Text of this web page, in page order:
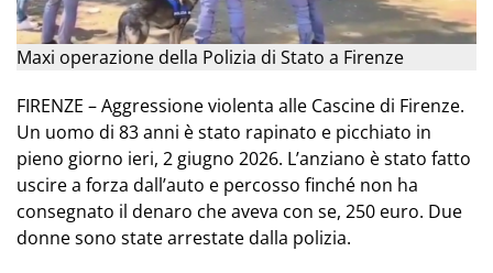
Maxi operazione della Polizia di Stato a Firenze
FIRENZE – Aggressione violenta alle Cascine di Firenze.
Un uomo di 83 anni è stato rapinato e picchiato in
pieno giorno ieri, 2 giugno 2026. L’anziano è stato fatto
uscire a forza dall’auto e percosso finché non ha
consegnato il denaro che aveva con se, 250 euro. Due
donne sono state arrestate dalla polizia.